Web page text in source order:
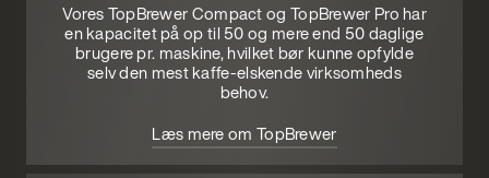
Vores TopBrewer Compact og TopBrewer Pro har
en kapacitet på op til 50 og mere end 50 daglige
brugere pr. maskine, hvilket bør kunne opfylde
selv den mest kaffe-elskende virksomheds
behov.
Læs mere om TopBrewer